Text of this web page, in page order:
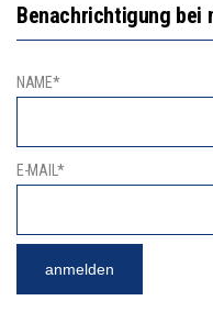
Benachrichtigung bei
NAME*
E-MAIL*